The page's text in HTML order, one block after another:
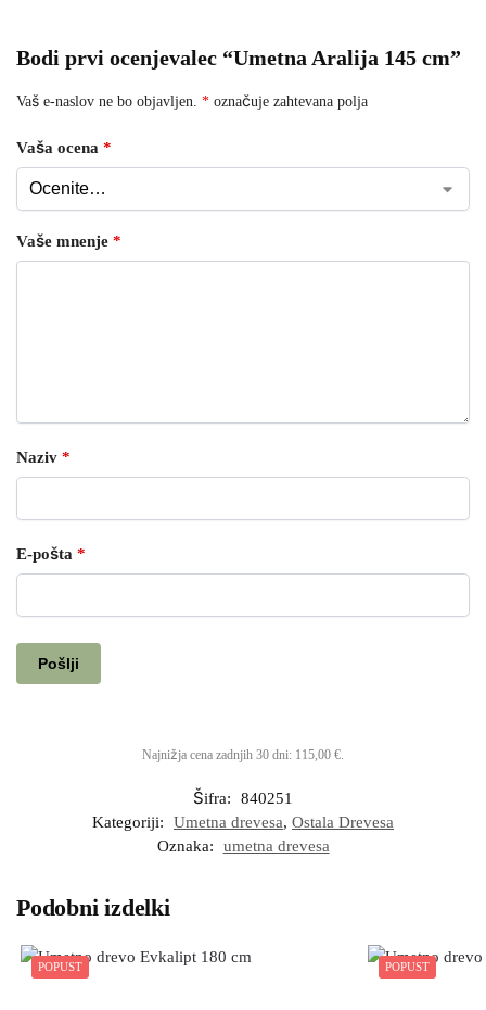
Bodi prvi ocenjevalec “Umetna Aralija 145 cm”
Vaš e-naslov ne bo objavljen. * označuje zahtevana polja
Vaša ocena *
Vaše mnenje *
Naziv *
E-pošta *
Najnižja cena zadnjih 30 dni: 115,00 €.
Šifra:
840251
Kategoriji:
Umetna drevesa, Ostala Drevesa
Oznaka:
umetna drevesa
Podobni izdelki
POPUST POPUST